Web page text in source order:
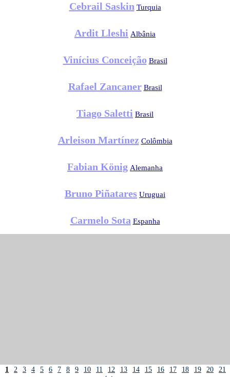
Cebrail Saskin Turquia
Ardit Lleshi Albânia
Vinícius Conceição Brasil
Rafael Zancaner Brasil
Tiago Saletti Brasil
Arleison Martínez Colômbia
Fabian König Alemanha
Bruno Piñatares Uruguai
Carmelo Sota Espanha
1 2 3 4 5 6 7 8 9 10 11 12 13 14 15 16 17 18 19 20
21